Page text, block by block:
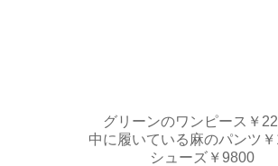
グリーンのワンピース￥
中に履いている麻のパンツ
シューズ￥9800